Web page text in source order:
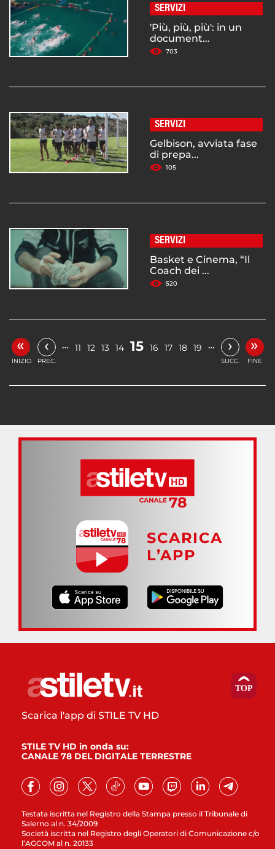
SERVIZI
'Più, più, più': in un
document...
703
SERVIZI
Gelbison, avviata fase
di prepa...
105
SERVIZI
Basket e Cinema, “Il
Coach dei ...
520
«
INIZIO
‹
PREC.
… 11 12 13 14 15 16 17 18 19 … ›
SUCC.
»
FINE
SCARICA
L’APP
Testata iscritta nel Registro della Stampa presso il Tribunale di
Salerno al n. 34/2009
Società iscritta nel Registro degli Operatori di Comunicazione c/o
l’AGCOM al n. 20133
Scarica l'app di STILE TV HD
STILE TV HD in onda su:
CANALE 78 DEL DIGITALE TERRESTRE